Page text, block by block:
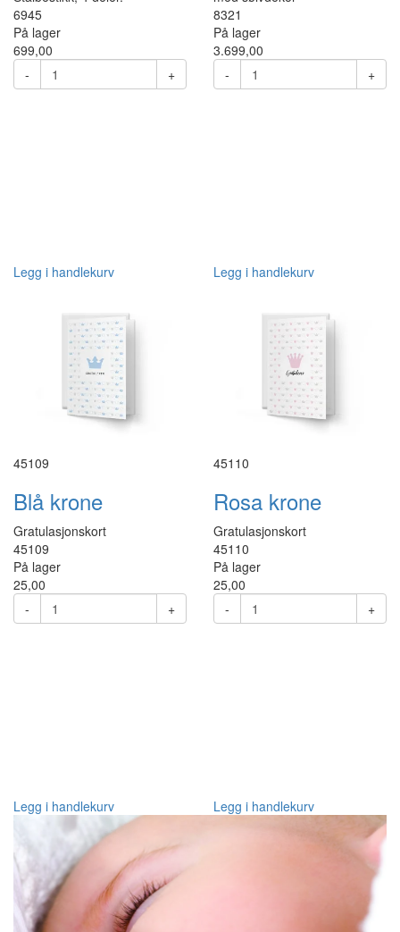
6945
På lager
699,00
-
+
Legg i handlekurv
8321
På lager
3.699,00
-
+
Legg i handlekurv
45109
Blå krone
Gratulasjonskort
45109
På lager
25,00
-
+
Legg i handlekurv
45110
Rosa krone
Gratulasjonskort
45110
På lager
25,00
-
+
Legg i handlekurv